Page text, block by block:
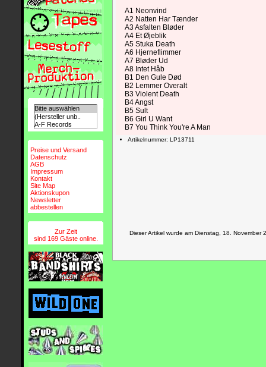
Preise und Versand
Datenschutz
AGB
Impressum
Kontakt
Site Map
Aktionskupon
Newsletter
abbestellen
Zur Zeit
sind 169 Gäste online.
A1 Neonvind
A2 Natten Har Tænder
A3 Asfalten Bløder
A4 Et Øjeblik
A5 Stuka Death
A6 Hjerneflimmer
A7 Bløder Ud
A8 Intet Håb
B1 Den Gule Død
B2 Lemmer Overalt
B3 Violent Death
B4 Angst
B5 Sult
B6 Girl U Want
B7 You Think You're A Man
Artikelnummer: LP13711
Dieser Artikel wurde am Dienstag, 18. November